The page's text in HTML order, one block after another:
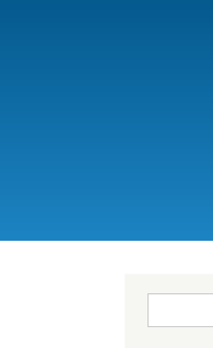
ฟอร์มค้นหา